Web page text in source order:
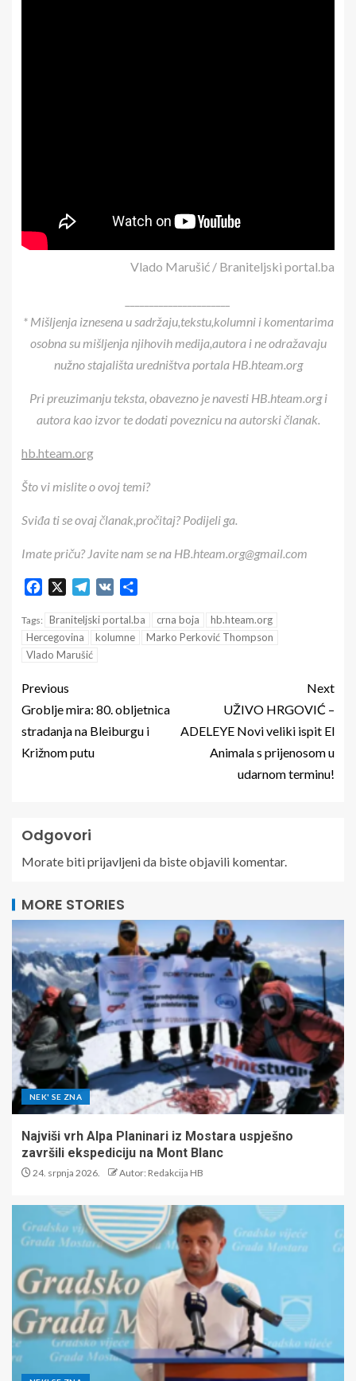
Vlado Marušić / Braniteljski portal.ba
* Mišljenja iznesena u sadržaju,tekstu,kolumni i komentarima
osobna su mišljenja njihovih medija,autora i ne odražavaju
nužno stajališta uredništva portala HB.hteam.org
Pri preuzimanju teksta, obavezno je navesti HB.hteam.org i
autora kao izvor te dodati poveznicu na autorski članak.
hb.hteam.org
Što vi mislite o ovoj temi?
Sviđa ti se ovaj članak,pročitaj? Podijeli ga.
Imate priču? Javite nam se na HB.hteam.org@gmail.com
Facebook Telegram
VK
Tags: Braniteljski portal.ba crna boja
hb.hteam.org
Hercegovina
kolumne
Marko Perković Thompson
Vlado Marušić
Previous
Groblje mira: 80. obljetnica
stradanja na Bleiburgu i
Križnom putu
Next
UŽIVO HRGOVIĆ –
ADELEYE Novi veliki ispit El
Animala s prijenosom u
udarnom terminu!
Odgovori
Morate bitiprijavljenida biste objavili komentar.
MORE STORIES
NEK' SE ZNA
Najviši vrh Alpa Planinari iz Mostara uspješno
završili ekspediciju na Mont Blanc
24. srpnja 2026. Autor: Redakcija HB